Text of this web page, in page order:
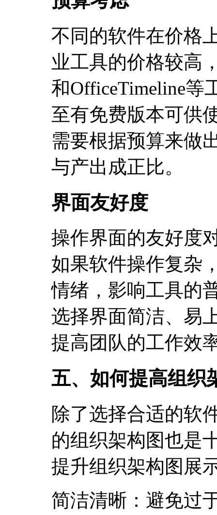
不同的软件在价格
业工具的价格较高
和OfficeTimeline等
至有免费版本可供
需要根据预算来做
与产出成正比。
界面友好度
操作界面的友好度
如果软件操作复杂
情绪，影响工具的
选择界面简洁、易
提高团队的工作效
五、如何提高组织
除了选择合适的软
的组织架构图也是
提升组织架构图展
简洁清晰：避免过